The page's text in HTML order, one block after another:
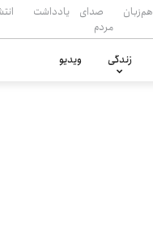
هم‌زبان
صدای
مردم
یادداشت
زندگی ویدیو